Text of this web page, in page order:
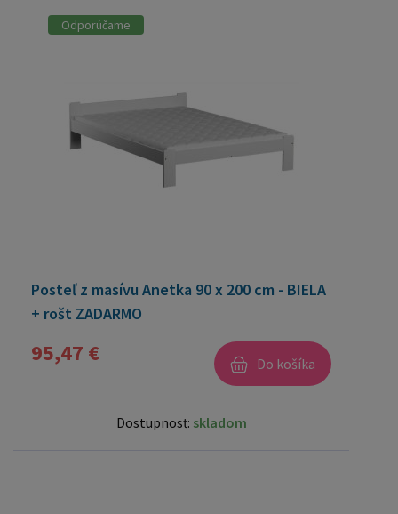
Odporúčame
Posteľ z masívu Anetka 90 x 200 cm - BIELA
+ rošt ZADARMO
95,47 € Do košíka
Dostupnosť: skladom